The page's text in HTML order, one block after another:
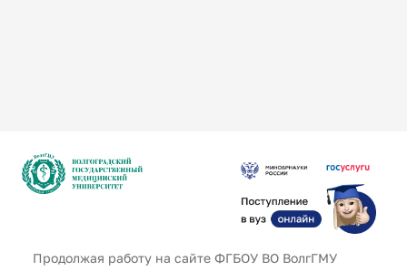
Продолжая работу на сайте ФГБОУ ВО ВолгГМУ